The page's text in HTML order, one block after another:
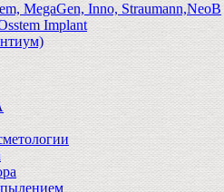
MegaGen, Inno, Straumann,NeoB
Implant